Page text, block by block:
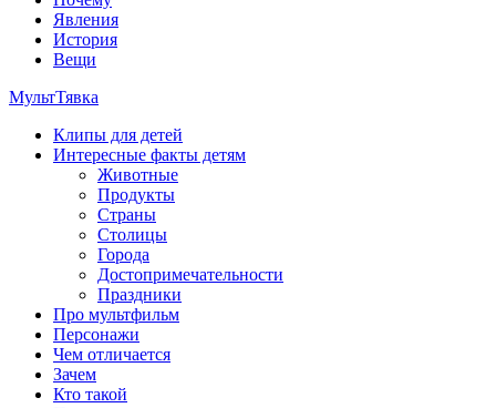
Явления
История
Вещи
МультТявка
интересные факты про страны, столицы и города, клипы из
мультфильмов, мульт-клипы, песни из мультиков, детские
клипы, интересные факты о мультфильмах и про персонажей
мультфильмов
Клипы для детей
Интересные факты детям
Животные
Продукты
Страны
Столицы
Города
Достопримечательности
Праздники
Про мультфильм
Персонажи
Чем отличается
Зачем
Кто такой